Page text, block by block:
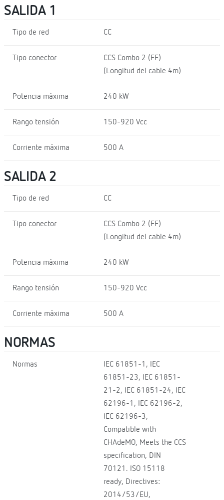
SALIDA 1
Tipo de red CC
Tipo conector
CCS Combo 2 (FF)
(Longitud del cable 4m)
Potencia máxima 240 kW
Rango tensión 150-920 Vcc
Corriente máxima 500 A
SALIDA 2
Tipo de red CC
Tipo conector
CCS Combo 2 (FF)
(Longitud del cable 4m)
Potencia máxima 240 kW
Rango tensión 150-920 Vcc
Corriente máxima 500 A
NORMAS
Normas
IEC 61851-1, IEC
61851-23, IEC 61851-
21-2, IEC 61851-24, IEC
62196-1, IEC 62196-2,
IEC 62196-3,
Compatible with
CHAdeMO, Meets the CCS
specification, DIN
70121. ISO 15118
ready, Directives:
2014/53/EU,